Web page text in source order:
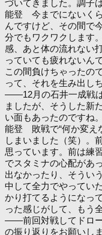
づいてきました。調子
能登 今までにないく
んですけど、その間で
分でもワクワクします
感、あと体の流れない
っていても疲れないん
この間負けちゃったの
って、それを生み出し
――12月の石井一成戦
ましたが、そうした新
い面もあったのですね。
能登 敗戦で“何か変え
しまいました（笑）。
思っています。前は練
でスタミナの心配があ
出なかったり、そうい
中して全力でやってい
かり打てるようになっ
った感じがして、もう
――前回対戦してドロ
の振り返りをお願いしま